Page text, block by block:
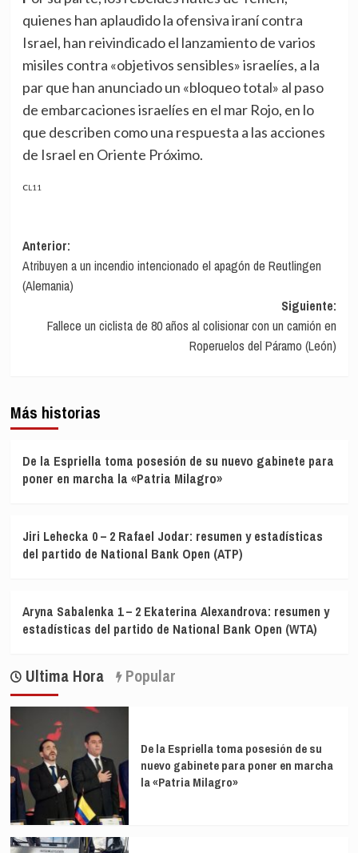
quienes han aplaudido la ofensiva iraní contra
Israel, han reivindicado el lanzamiento de varios
misiles contra «objetivos sensibles» israelíes, a la
par que han anunciado un «bloqueo total» al paso
de embarcaciones israelíes en el mar Rojo, en lo
que describen como una respuesta a las acciones
de Israel en Oriente Próximo.
CL11
Navegación
de
entradas
Anterior:
Atribuyen a un incendio intencionado el apagón de Reutlingen
(Alemania)
Siguiente:
Fallece un ciclista de 80 años al colisionar con un camión en
Roperuelos del Páramo (León)
Más historias
De la Espriella toma posesión de su nuevo gabinete para
poner en marcha la «Patria Milagro»
Jiri Lehecka 0 – 2 Rafael Jodar: resumen y estadísticas
del partido de National Bank Open (ATP)
Aryna Sabalenka 1 – 2 Ekaterina Alexandrova: resumen y
estadísticas del partido de National Bank Open (WTA)
Ultima Hora Popular
De la Espriella toma posesión de su
nuevo gabinete para poner en marcha
la «Patria Milagro»